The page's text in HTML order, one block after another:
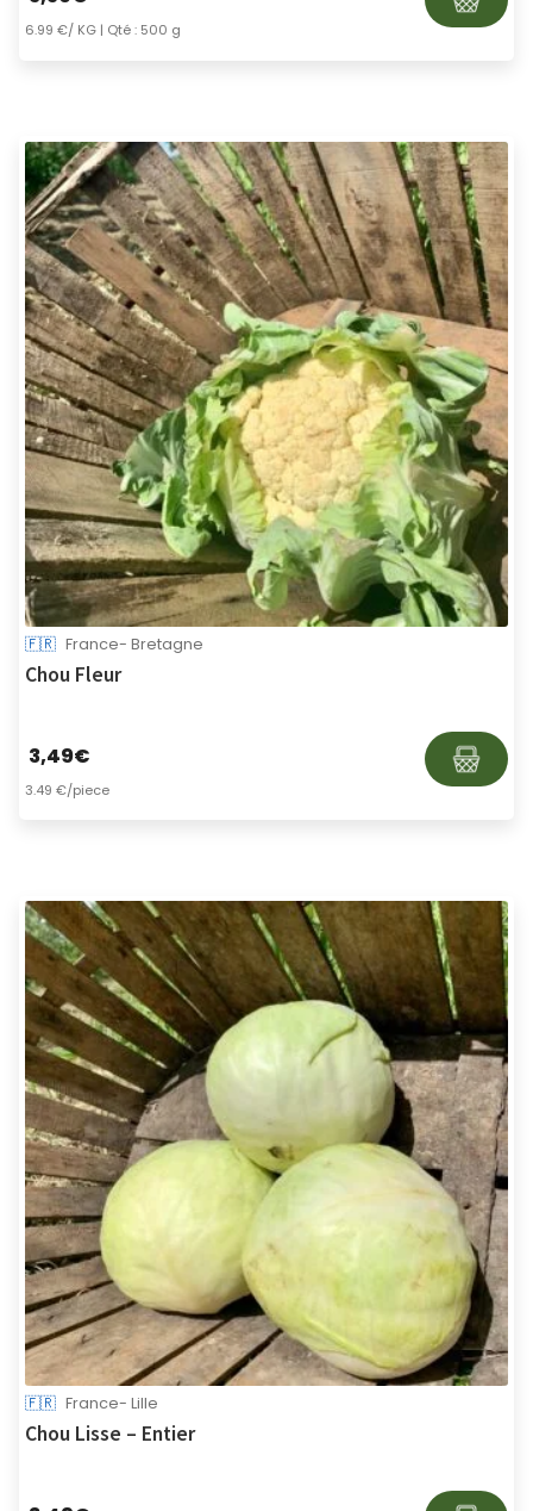
6.99 €/ KG| Qté : 500 g
🇫🇷 France- Bretagne
Chou Fleur
3,49€
3.49 €/piece
🇫🇷 France- Lille
Chou Lisse – Entier